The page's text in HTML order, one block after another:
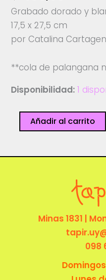
Grabado dorado y
17,5 x 27,5 cm
por Catalina
**cola de palangana
Disponibilidad: 1
Grabado
Cartagena
Añadir al carrito
Minas 1831 |
098
Domingos